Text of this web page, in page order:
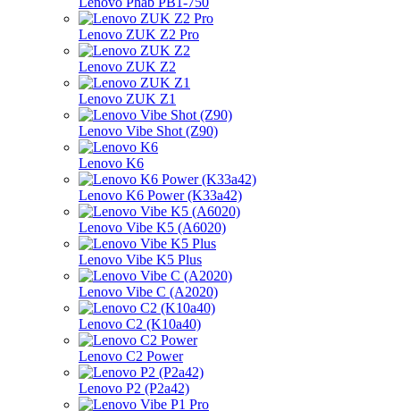
Lenovo ZUK Z2 Pro
Lenovo ZUK Z2
Lenovo ZUK Z1
Lenovo Vibe Shot (Z90)
Lenovo K6
Lenovo K6 Power (K33a42)
Lenovo Vibe K5 (A6020)
Lenovo Vibe K5 Plus
Lenovo Vibe C (A2020)
Lenovo C2 (K10a40)
Lenovo C2 Power
Lenovo P2 (P2a42)